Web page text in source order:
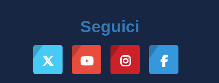
Seguici